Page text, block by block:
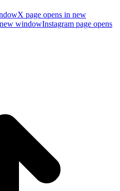
X page opens in new
windowInstagram page opens